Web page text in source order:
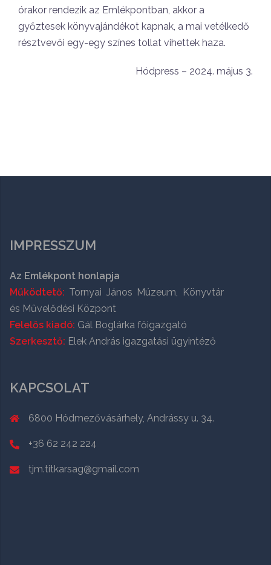
órakor rendezik az Emlékpontban, akkor a
győztesek könyvajándékot kapnak, a mai vetélkedő
résztvevői egy-egy színes tollat vihettek haza.
Hódpress – 2024. május 3.
IMPRESSZUM
Az Emlékpont honlapja
Működtető: Tornyai János Múzeum, Könyvtár
és Művelődési Központ
Felelős kiadó: Gál Boglárka főigazgató
Szerkesztő: Elek András igazgatási ügyintéző
KAPCSOLAT
6800 Hódmezővásárhely, Andrássy u. 34.
+36 62 242 224
tjm.titkarsag@gmail.com